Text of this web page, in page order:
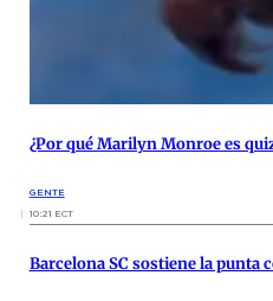
¿Por qué Marilyn Monroe es
GENTE
10:21 ECT
Barcelona SC sostiene la punta